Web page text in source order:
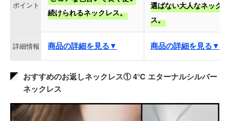
ポイント
続けられるネックレス。
選ばない大人なネックレ
ス。
詳細情報 商品の詳細を見る▼ 商品の詳細を見る▼
おすすめのお返しネックレス① 4℃ エターナルシルバー
ネックレス